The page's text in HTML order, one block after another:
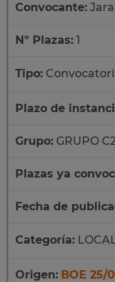
Convocante:
Nº Plazas: 1
Tipo:
Plazo de
Grupo: GRUPO
Plazas ya
Fecha de
Categoría:
Origen: BOE 25/